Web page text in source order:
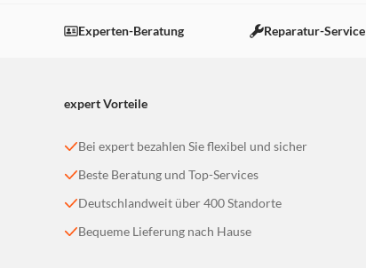
Einstellungen anpassen
Experten-Beratung Reparatur-Service
expert Vorteile
Bei expert bezahlen Sie flexibel und sicher
Beste Beratung und Top-Services
Deutschlandweit über 400 Standorte
Bequeme Lieferung nach Hause